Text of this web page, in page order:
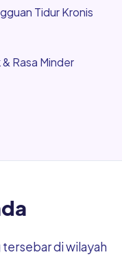
Tidur Kronis
Rasa Minder
di wilayah